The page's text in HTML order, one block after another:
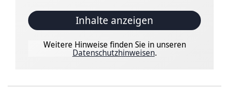
Inhalte anzeigen
Weitere Hinweise finden Sie in unseren
Datenschutzhinweisen.